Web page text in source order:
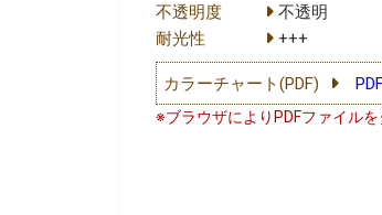
不透明度
不透明
耐光性
+++
カラーチャート(PDF)
※ブラウザによりPDFファイル